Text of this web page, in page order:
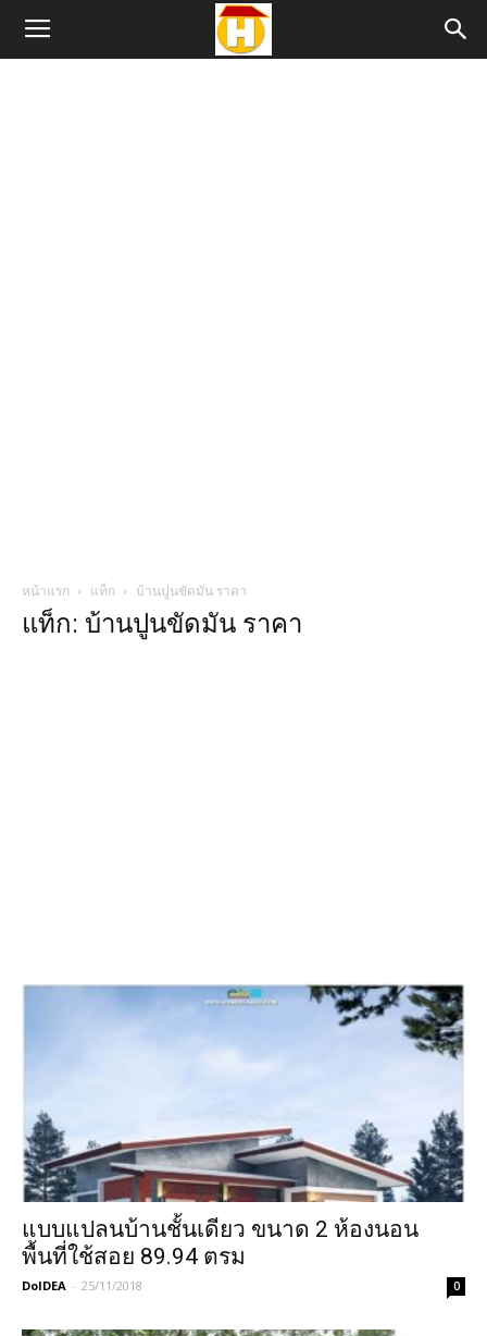
หน้าแรก แท็ก บ้านปูนขัดมัน ราคา
แท็ก: บ้านปูนขัดมัน ราคา
แบบแปลนบ้านชั้นเดียว ขนาด 2 ห้องนอน
พื้นที่ใช้สอย 89.94 ตรม
DoIDEA - 25/11/2018 0